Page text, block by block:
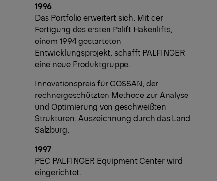
1996
Das Portfolio erweitert sich. Mit der
Fertigung des ersten Palift Hakenlifts,
einem 1994 gestarteten
Entwicklungsprojekt, schafft PALFINGER
eine neue Produktgruppe.
Innovationspreis für COSSAN, der
rechnergeschützten Methode zur Analyse
und Optimierung von geschweißten
Strukturen. Auszeichnung durch das Land
Salzburg.
1997
PEC PALFINGER Equipment Center wird
eingerichtet.